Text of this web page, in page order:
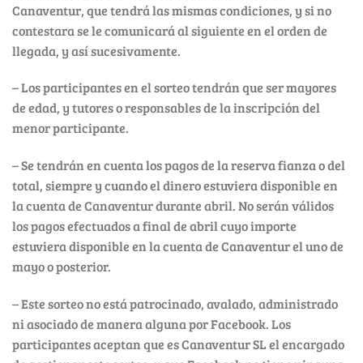
Canaventur, que tendrá las mismas condiciones, y si no
contestara se le comunicará al siguiente en el orden de
llegada, y así sucesivamente.
– Los participantes en el sorteo tendrán que ser mayores
de edad, y tutores o responsables de la inscripción del
menor participante.
– Se tendrán en cuenta los pagos de la reserva fianza o del
total, siempre y cuando el dinero estuviera disponible en
la cuenta de Canaventur durante abril. No serán válidos
los pagos efectuados a final de abril cuyo importe
estuviera disponible en la cuenta de Canaventur el uno de
mayo o posterior.
– Este sorteo no está patrocinado, avalado, administrado
ni asociado de manera alguna por Facebook. Los
participantes aceptan que es Canaventur SL el encargado